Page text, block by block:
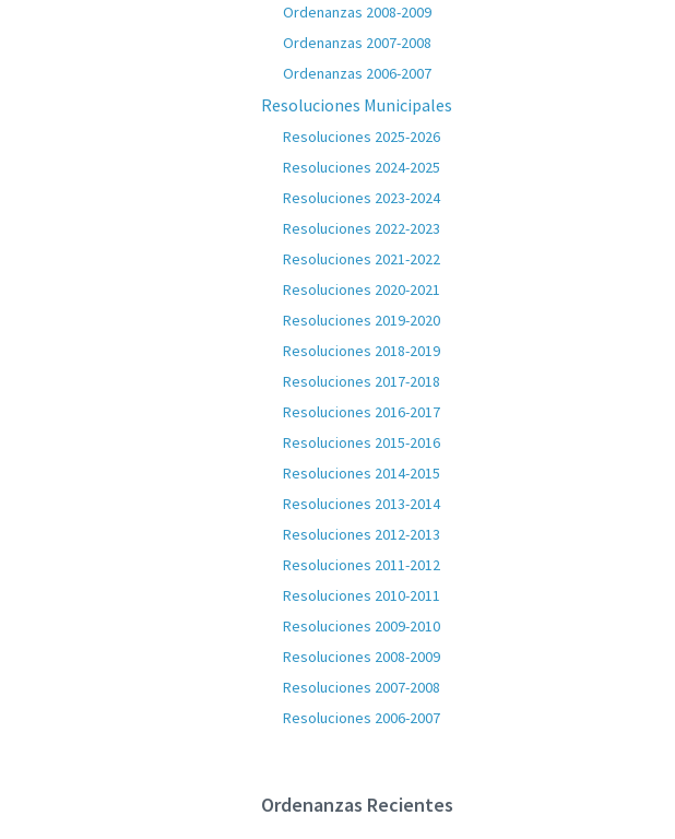
Ordenanzas 2008-2009
Ordenanzas 2007-2008
Ordenanzas 2006-2007
Resoluciones Municipales
Resoluciones 2025-2026
Resoluciones 2024-2025
Resoluciones 2023-2024
Resoluciones 2022-2023
Resoluciones 2021-2022
Resoluciones 2020-2021
Resoluciones 2019-2020
Resoluciones 2018-2019
Resoluciones 2017-2018
Resoluciones 2016-2017
Resoluciones 2015-2016
Resoluciones 2014-2015
Resoluciones 2013-2014
Resoluciones 2012-2013
Resoluciones 2011-2012
Resoluciones 2010-2011
Resoluciones 2009-2010
Resoluciones 2008-2009
Resoluciones 2007-2008
Resoluciones 2006-2007
Ordenanzas Recientes